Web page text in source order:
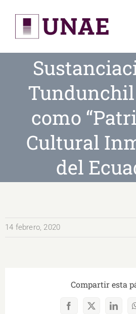
content
como
Cultural
del
14 febrero, 2020
Compartir esta
Facebook
X